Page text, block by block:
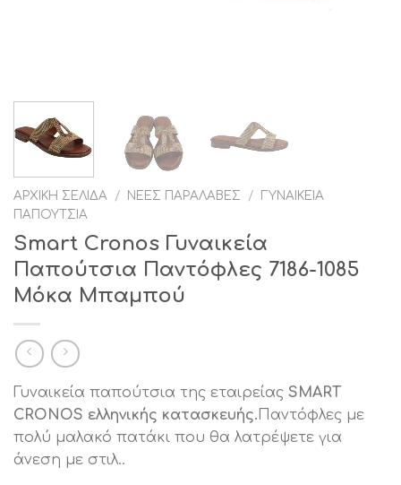
ΑΡΧΙΚΉ ΣΕΛΊΔΑ / ΝΈΕΣ ΠΑΡΑΛΑΒΈΣ /
ΓΥΝΑΙΚΕΊΑ
ΠΑΠΟΎΤΣΙΑ
Smart Cronos Γυναικεία
Παπούτσια Παντόφλες 7186-1085
Μόκα Μπαμπού
Γυναικεία παπούτσια της εταιρείας SMART
CRONOS ελληνικής κατασκευής. Παντόφλες με
πολύ μαλακό πατάκι που θα λατρέψετε για
άνεση με στιλ..